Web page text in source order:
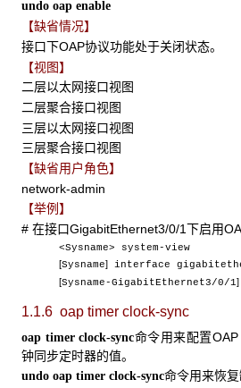
undo oap enable
【缺省情况】
接口下OAP协议功能处于关闭状态。
【视图】
二层以太网接口视图
二层聚合接口视图
三层以太网接口视图
三层聚合接口视图
【缺省用户角色】
network-admin
【举例】
# 在接口GigabitEthernet3/0/1下启用
<Sysname> system-view
[Sysname] interface
[Sysname-GigabitEthernet3/0/1]
1.1.6 oap timer clock-sync
oap timer clock-sync命令用来配置
钟同步定时器的值。
undo oap timer clock-sync命令用来恢复